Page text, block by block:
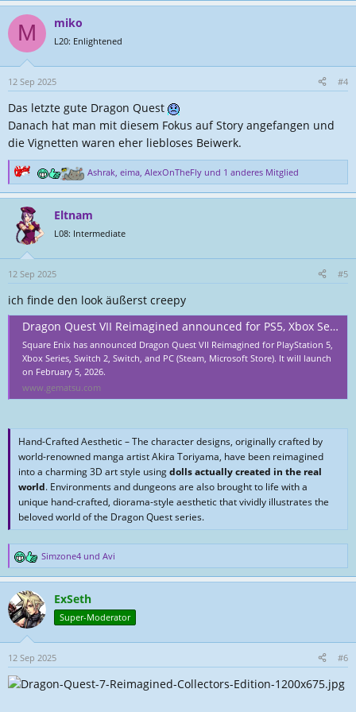
o
n
e
n
:
M miko
L20: Enlightened
12 Sep 2025 #4
Das letzte gute Dragon Quest
Danach hat man mit diesem Fokus auf Story angefangen und
die Vignetten waren eher liebloses Beiwerk.
R
e
t
o
n
n
Ashrak eima AlexOnTheFly und 1 anderes Mitglied
Eltnam
L08: Intermediate
12 Sep 2025 #5
ich finde den look äußerst creepy
Dragon Quest VII Reimagined announced for PS5, Xbox Series, Switch 2, Switch, and PC
Square Enix has announced Dragon Quest VII Reimagined for PlayStation 5,
Xbox Series, Switch 2, Switch, and PC (Steam, Microsoft Store). It will launch
on February 5, 2026.
www.gematsu.com
Hand-Crafted Aesthetic – The character designs, originally crafted by
world-renowned manga artist Akira Toriyama, have been reimagined
into a charming 3D art style usingdolls actually created in the real
world. Environments and dungeons are also brought to life with a
unique hand-crafted, diorama-style aesthetic that vividly illustrates the
beloved world of the Dragon Quest series.
R
e
k
t
i
o
n
e
n
Simzone4 und Avi
ExSeth
Super-Moderator
12 Sep 2025 #6